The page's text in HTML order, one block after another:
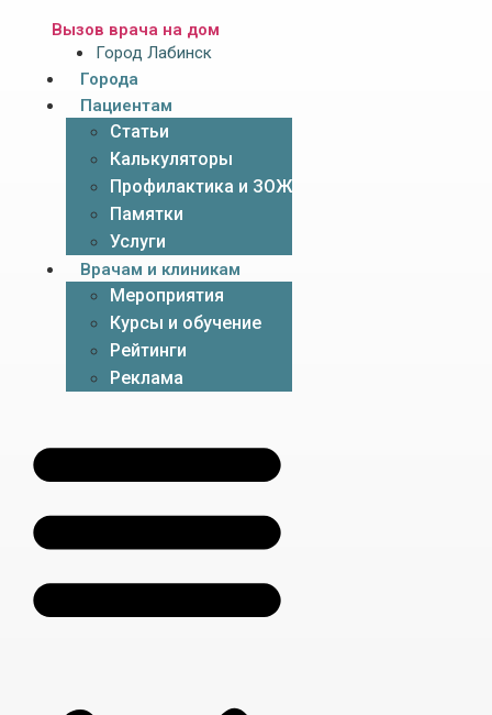
Вызов врача на дом
Город Лабинск
Города
Пациентам
Статьи
Калькуляторы
Профилактика и ЗОЖ
Памятки
Услуги
Врачам и клиникам
Мероприятия
Курсы и обучение
Рейтинги
Реклама